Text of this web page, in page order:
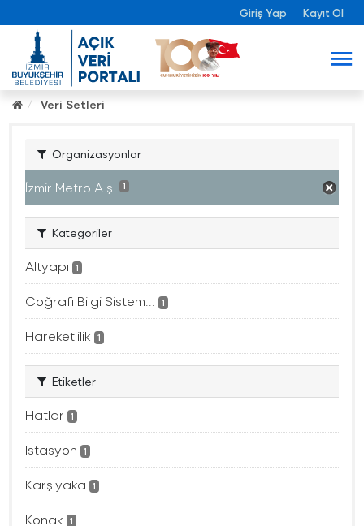
Giriş Yap Kayıt Ol
Veri Setleri
Organizasyonlar
İzmir Metro A.ş. 1
Kategoriler
Altyapı 1
Coğrafi Bilgi Sistem... 1
Hareketlilik 1
Etiketler
Hatlar 1
Istasyon 1
Karşıyaka 1
Konak 1